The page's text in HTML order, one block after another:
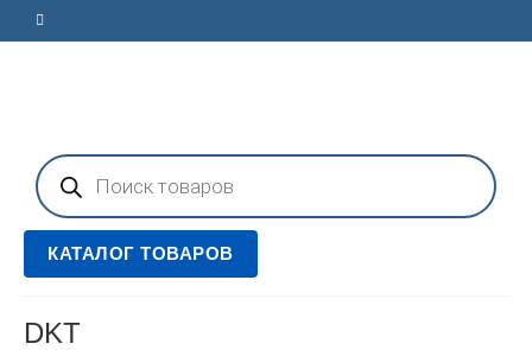
Поиск
товаров
КАТАЛОГ ТОВАРОВ
DKT